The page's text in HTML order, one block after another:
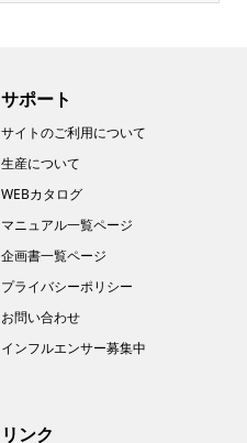
サポート
サイトのご利用について
生産について
WEBカタログ
マニュアル一覧ページ
企画書一覧ページ
プライバシーポリシー
お問い合わせ
インフルエンサー募集中
リンク